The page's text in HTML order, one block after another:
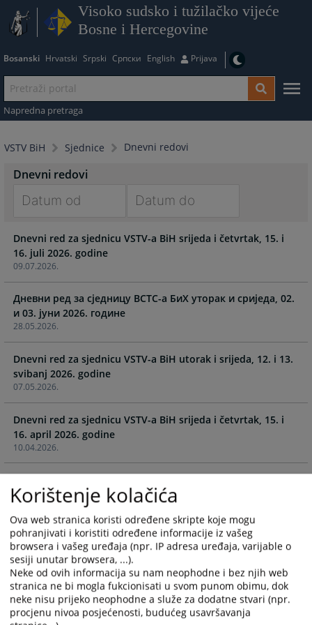
Visoko sudsko i tužilačko vijeće
Bosne i Hercegovine
Bosanski Hrvatski Srpski Српски English Prijava
Napredna pretraga
VSTV BiH Sjednice Dnevni redovi
Dnevni redovi
forward
to
interact
with
the
calendar
and
select
a
date.
Press
the
question
mark
key
the
keyboard
shortcuts
for
changing
dates.
forward
with
the
select
a
the
question
get
the
keyboard
shortcuts
for
changing
dates.
09.07.2026.
Dnevni red za sjednicu VSTV-a BiH srijeda i četvrtak, 15. i
16. juli 2026. godine
28.05.2026.
Дневни ред за сједницу ВСТC-а БиХ уторак и сриједа, 02.
и 03. јуни 2026. године
07.05.2026.
Dnevni red za sjednicu VSTV-a BiH utorak i srijeda, 12. i 13.
10.04.2026.
Dnevni red za sjednicu VSTV-a BiH srijeda i četvrtak, 15. i
16. april 2026. godine
26.02.2026.
Dnevni red za sjednicu VSTV-a BiH srijeda i četvrtak, 04. i
05. ožujak 2026. godine
Dnevni red za sjednicu VSTS-a BiH srijeda i četvrtak, 11. i
12. februar 2026. godine
Korištenje kolačića
Ova web stranica koristi određene skripte koje mogu
pohranjivati i koristiti određene informacije iz vašeg
browsera i vašeg uređaja (npr. IP adresa uređaja, varijable o
sesiji unutar browsera, ...).
Neke od ovih informacija su nam neophodne i bez njih web
stranica ne bi mogla fukcionisati u svom punom obimu, dok
neke nisu prijeko neophodne a služe za dodatne stvari (npr.
procjenu nivoa posjećenosti, budućeg usavršavanja